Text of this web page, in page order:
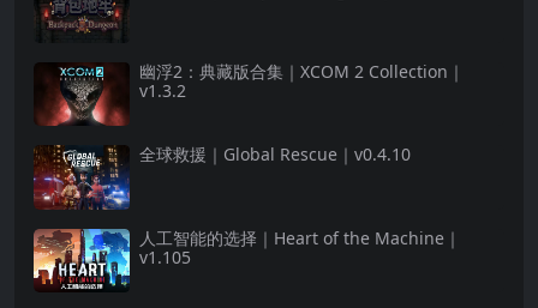
幽浮2：典藏版合集｜XCOM 2 Collection｜
v1.3.2
全球救援｜Global Rescue｜v0.4.10
人工智能的选择｜Heart of the Machine｜
v1.105